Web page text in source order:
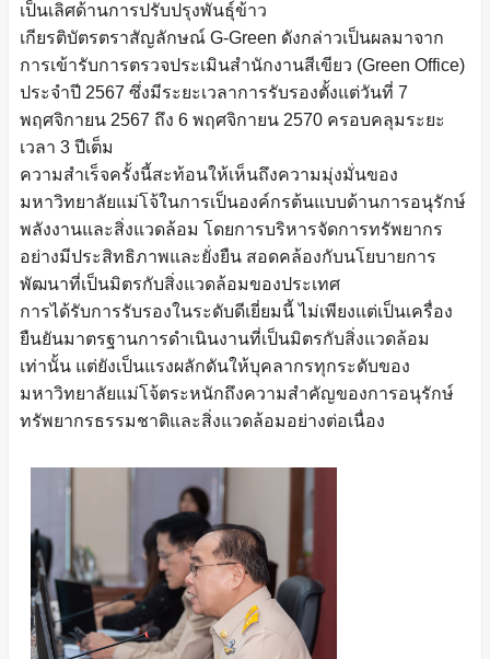
เป็นเลิศด้านการปรับปรุงพันธุ์ข้าว
เกียรติบัตรตราสัญลักษณ์ G-Green ดังกล่าวเป็นผลมาจาก
การเข้ารับการตรวจประเมินสำนักงานสีเขียว (Green Office)
ประจำปี 2567 ซึ่งมีระยะเวลาการรับรองตั้งแต่วันที่ 7
พฤศจิกายน 2567 ถึง 6 พฤศจิกายน 2570 ครอบคลุมระยะ
เวลา 3 ปีเต็ม
ความสำเร็จครั้งนี้สะท้อนให้เห็นถึงความมุ่งมั่นของ
มหาวิทยาลัยแม่โจ้ในการเป็นองค์กรต้นแบบด้านการอนุรักษ์
พลังงานและสิ่งแวดล้อม โดยการบริหารจัดการทรัพยากร
อย่างมีประสิทธิภาพและยั่งยืน สอดคล้องกับนโยบายการ
พัฒนาที่เป็นมิตรกับสิ่งแวดล้อมของประเทศ
การได้รับการรับรองในระดับดีเยี่ยมนี้ ไม่เพียงแต่เป็นเครื่อง
ยืนยันมาตรฐานการดำเนินงานที่เป็นมิตรกับสิ่งแวดล้อม
เท่านั้น แต่ยังเป็นแรงผลักดันให้บุคลากรทุกระดับของ
มหาวิทยาลัยแม่โจ้ตระหนักถึงความสำคัญของการอนุรักษ์
ทรัพยากรธรรมชาติและสิ่งแวดล้อมอย่างต่อเนื่อง